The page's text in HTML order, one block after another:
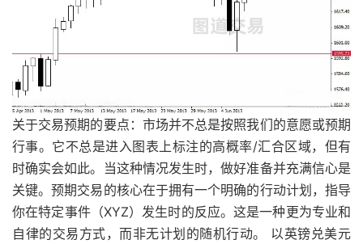
关于交易预期的要点：市场并不总是按照我们的意愿或预期
行事。它不总是进入图表上标注的高概率/汇合区域，但有
时确实会如此。当这种情况发生时，做好准备并充满信心是
关键。预期交易的核心在于拥有一个明确的行动计划，指导
你在特定事件（XYZ）发生时的反应。这是一种更为专业和
自律的交易方式，而非无计划的随机行动。 以英镑兑美元